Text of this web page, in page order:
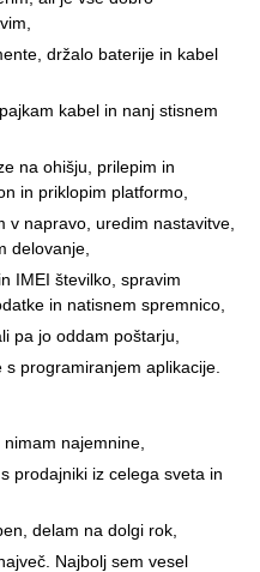
držalo baterije in kabel
kabel in nanj stisnem
na ohišju, prilepim in
in priklopim platformo,
v napravo, uredim nastavitve,
delovanje,
IMEI številko, spravim
in natisnem spremnico,
pa jo oddam poštarju,
programiranjem aplikacije.
najemnine,
prodajniki iz celega sveta in
delam na dolgi rok,
Najbolj sem vesel